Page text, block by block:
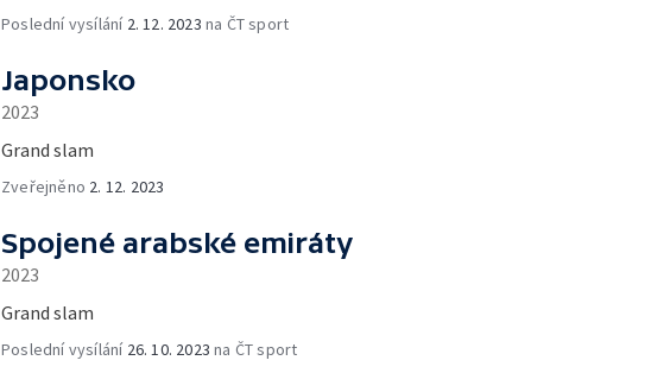
Poslední vysílání 2. 12. 2023 na ČT sport
Japonsko
2023
Grand slam
Zveřejněno 2. 12. 2023
Spojené arabské emiráty
2023
Grand slam
Poslední vysílání 26. 10. 2023 na ČT sport